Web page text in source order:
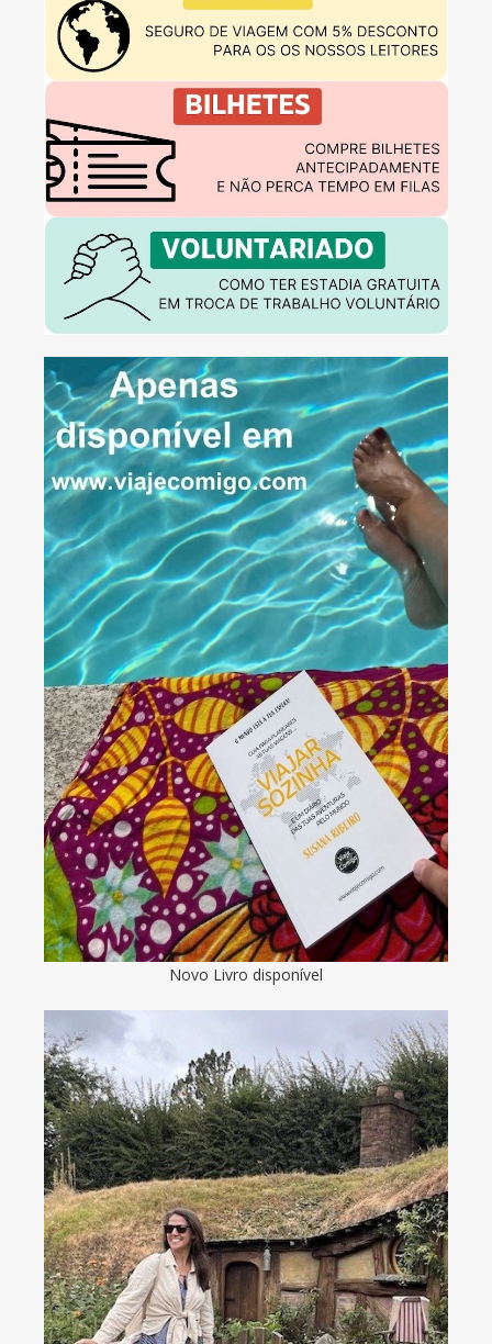
Novo Livro disponível